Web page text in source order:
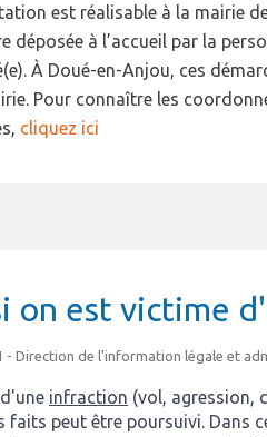
est réalisable à la mairie
déposée à l’accueil par la
À Doué-en-Anjou, ces
Pour connaître les
cliquez ici
on est victime
- Direction de l'information légale et
infraction (vol, agression,
faits peut être poursuivi. Dans